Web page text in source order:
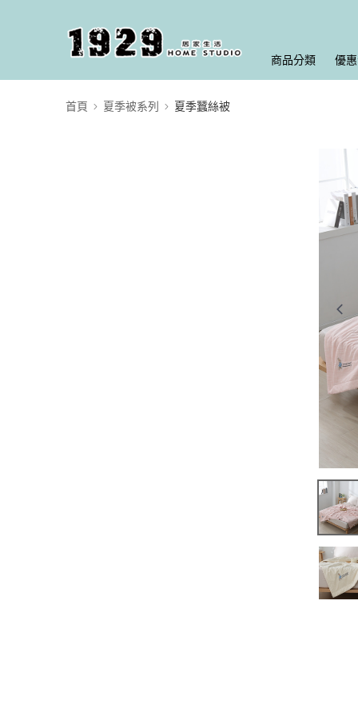
商品分類 優
首頁 夏季被系列 夏季蠶絲被